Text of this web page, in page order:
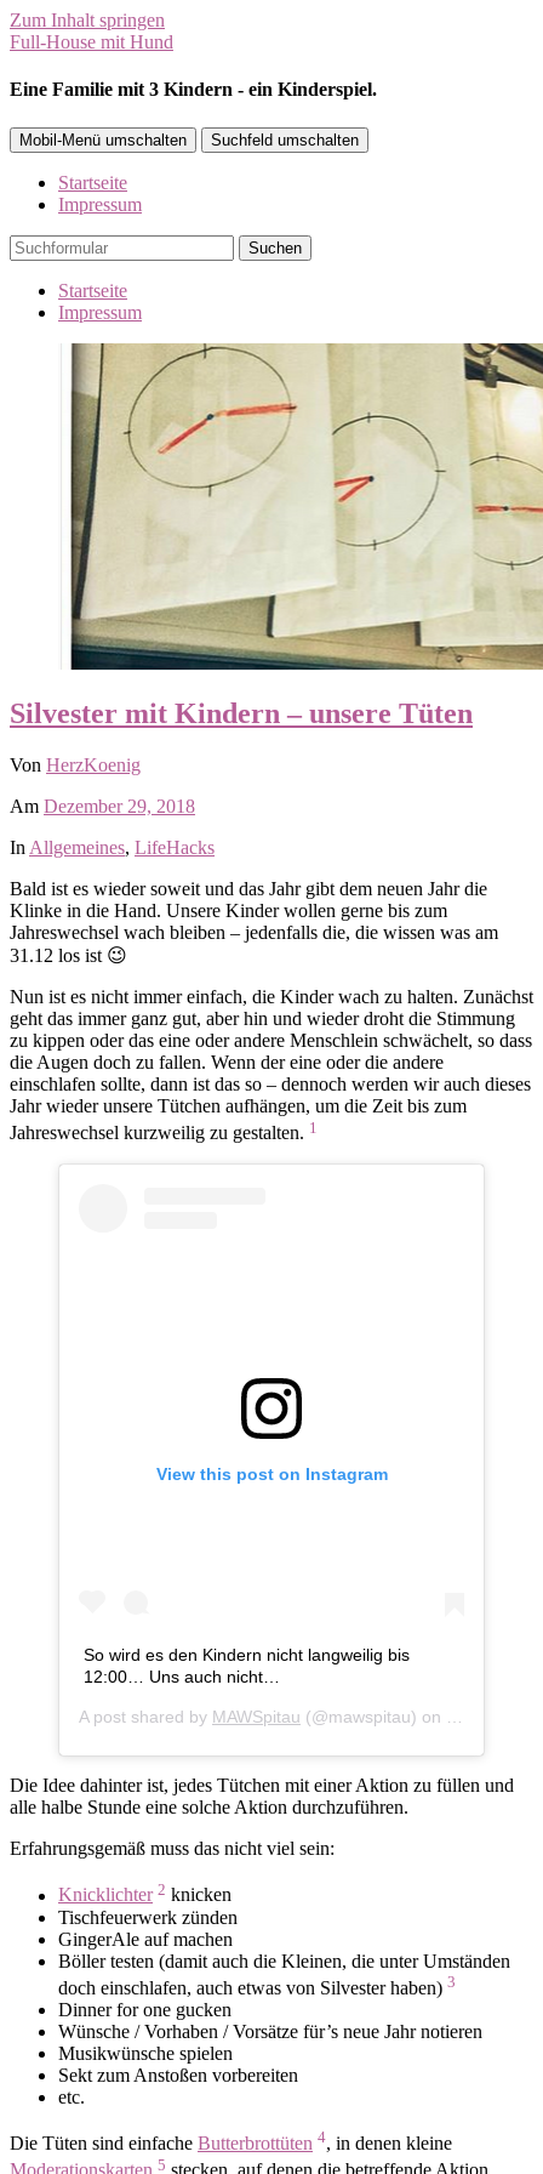
Zum Inhalt springen
Full-House mit Hund
Eine Familie mit 3 Kindern - ein Kinderspiel.
Mobil-Menü umschalten Suchfeld umschalten
Startseite
Impressum
Suchen
Startseite
Impressum
Silvester mit Kindern – unsere Tüten
Von HerzKoenig
Am Dezember 29, 2018
In Allgemeines, LifeHacks
Bald ist es wieder soweit und das Jahr gibt dem neuen Jahr die
Klinke in die Hand. Unsere Kinder wollen gerne bis zum
Jahreswechsel wach bleiben – jedenfalls die, die wissen was am
31.12 los ist 😉
Nun ist es nicht immer einfach, die Kinder wach zu halten. Zunächst
geht das immer ganz gut, aber hin und wieder droht die Stimmung
zu kippen oder das eine oder andere Menschlein schwächelt, so dass
die Augen doch zu fallen. Wenn der eine oder die andere
einschlafen sollte, dann ist das so – dennoch werden wir auch dieses
Jahr wieder unsere Tütchen aufhängen, um die Zeit bis zum
Jahreswechsel kurzweilig zu gestalten. 1
View this post on Instagram
So wird es den Kindern nicht langweilig bis
12:00… Uns auch nicht…
A post shared by MAWSpitau (@mawspitau) on Dec 31,
Die Idee dahinter ist, jedes Tütchen mit einer Aktion zu füllen und
alle halbe Stunde eine solche Aktion durchzuführen.
Erfahrungsgemäß muss das nicht viel sein:
Knicklichter 2 knicken
Tischfeuerwerk zünden
GingerAle auf machen
Böller testen (damit auch die Kleinen, die unter Umständen
doch einschlafen, auch etwas von Silvester haben) 3
Dinner for one gucken
Wünsche / Vorhaben / Vorsätze für’s neue Jahr notieren
Musikwünsche spielen
Sekt zum Anstoßen vorbereiten
etc.
Die Tüten sind einfache Butterbrottüten 4, in denen kleine
5